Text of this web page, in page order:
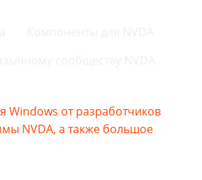
от разработчиков
NVDA, а также большое